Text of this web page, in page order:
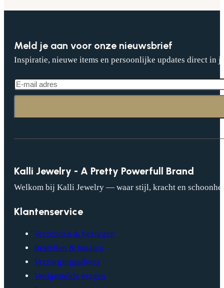
Meld je aan voor onze nieuwsbrief
Inspiratie, nieuwe items en persoonlijke updates direct in
Kalli Jewelry - A Pretty Powerfull Brand
Welkom bij Kalli Jewelry — waar stijl, kracht en
Klantenservice
Verzenden & bezorgen
Bestellen & betalen
Verzorgingsadvies
Veelgestelde vragen